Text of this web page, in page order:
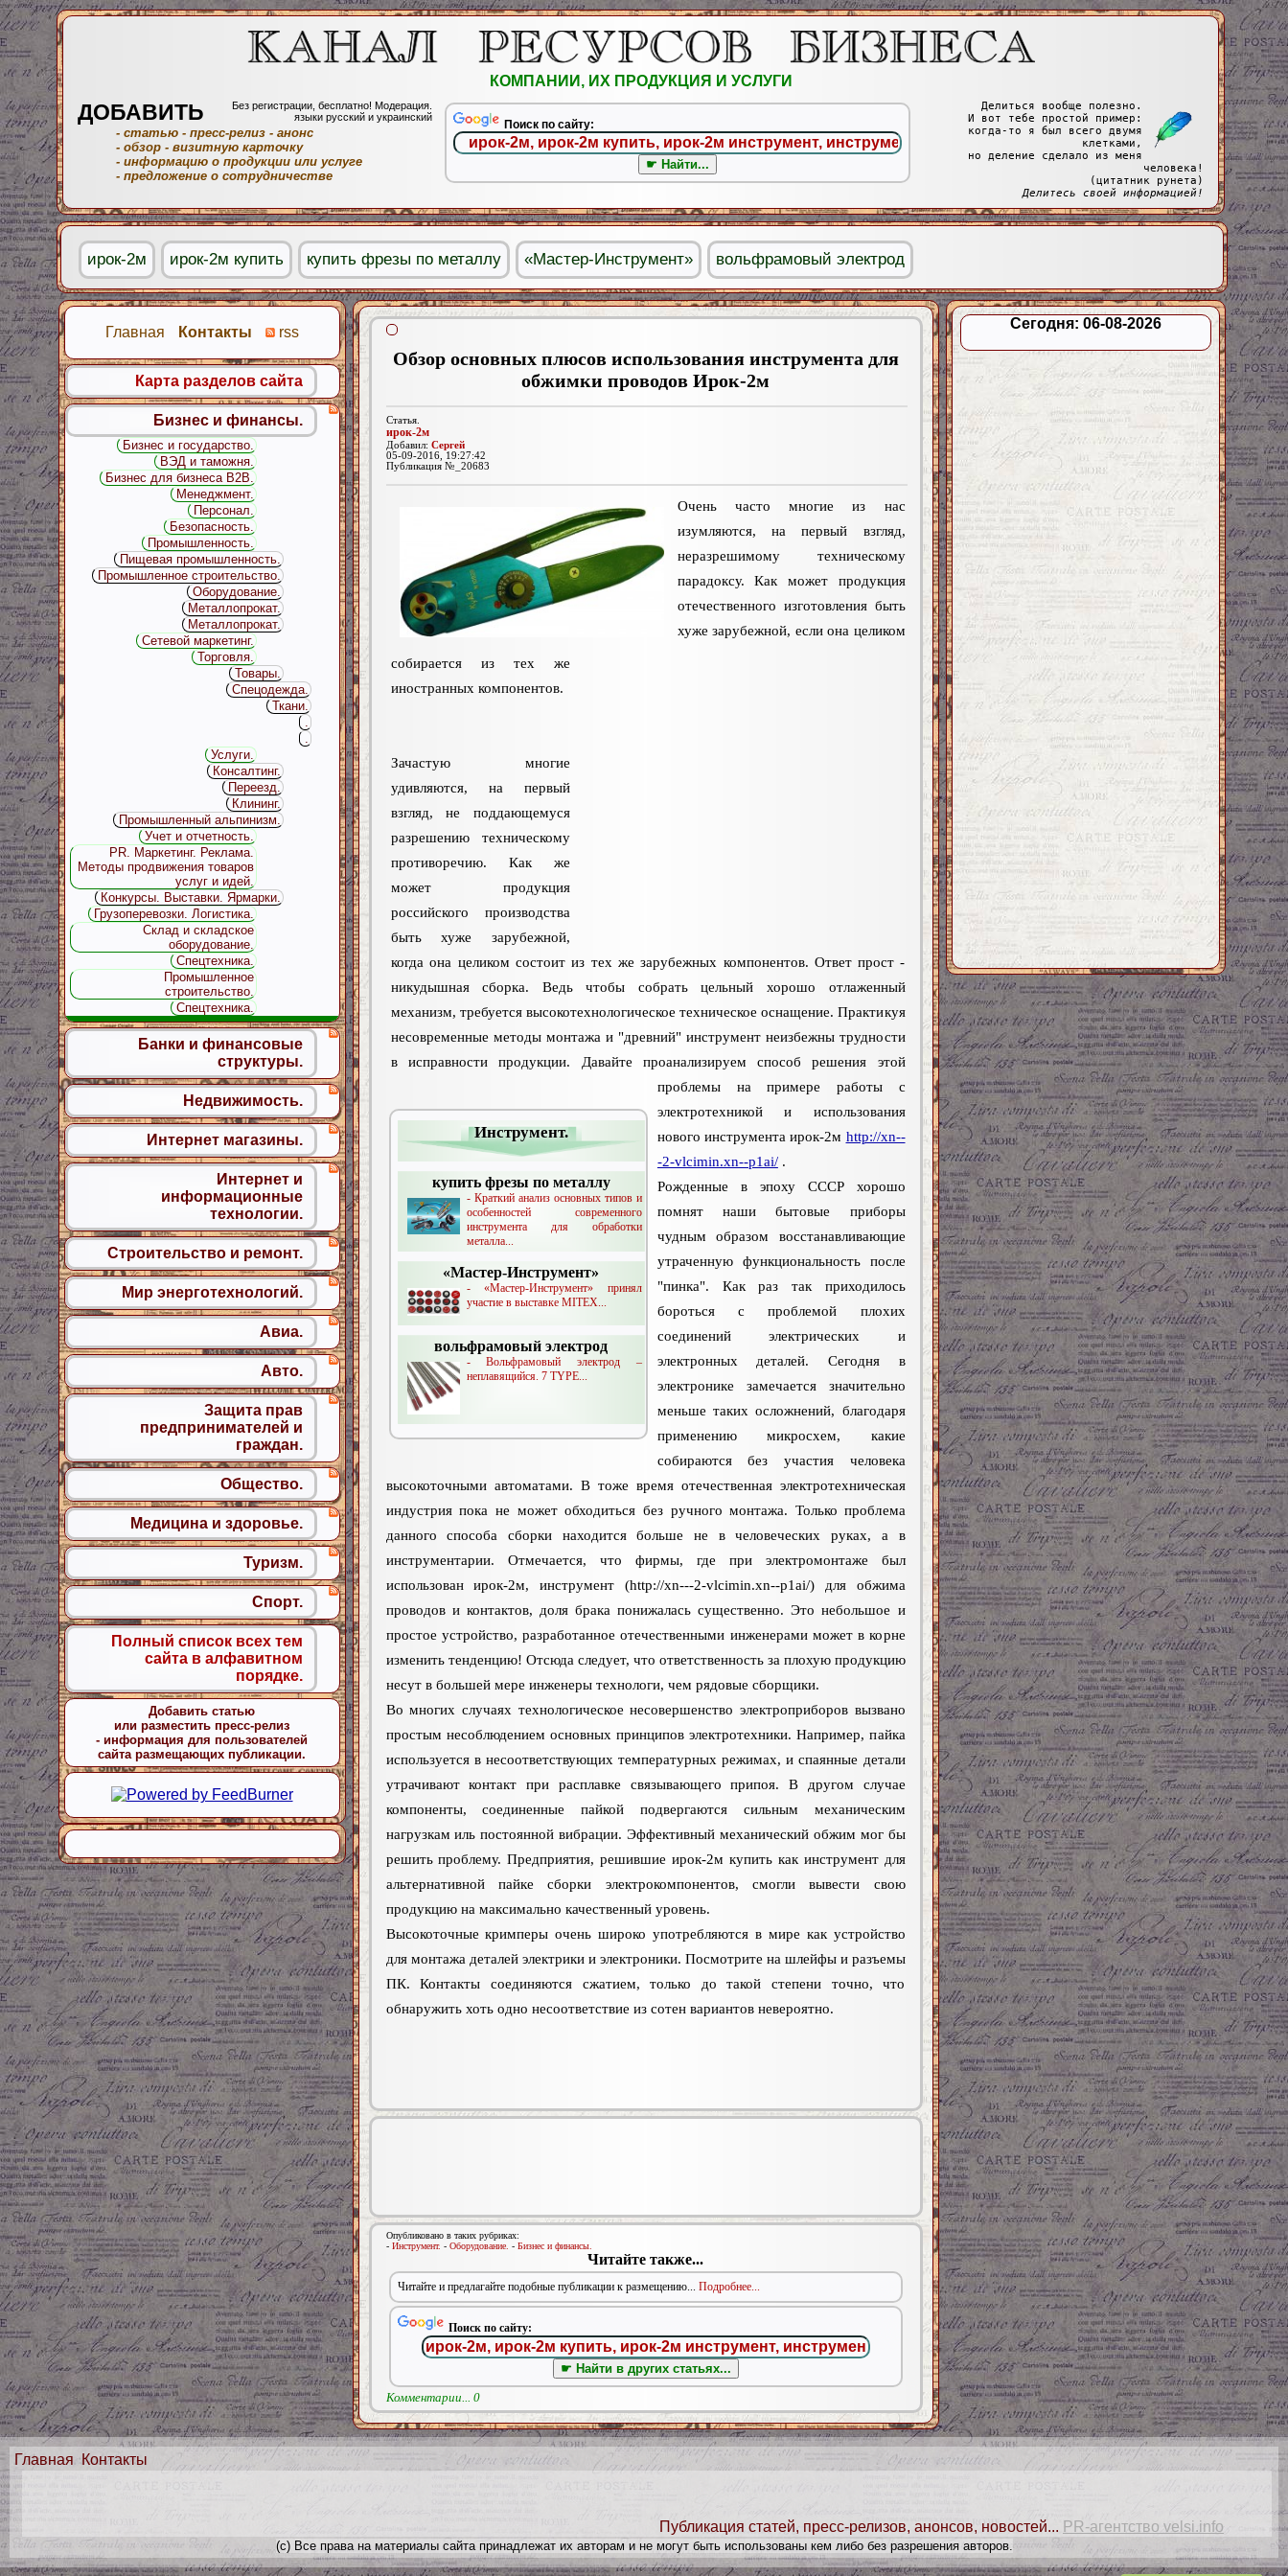
Обзор основных плюсов использования инструмента для
обжимки проводов Ирок-2м
Статья.
ирок-2м
Добавил: Сергей
05-09-2016, 19:27:42
Публикация №_20683
Инструмент.
купить фрезы по металлу
- Краткий анализ основных типов и
особенностей современного
инструмента для обработки
металла...
«Мастер-Инструмент»
- «Мастер-Инструмент» принял
участие в выставке MITEX...
вольфрамовый электрод
- Вольфрамовый электрод –
неплавящийся. 7 TYPE...
Очень часто многие из нас
изумляются, на первый взгляд,
неразрешимому техническому
парадоксу. Как может продукция
отечественного изготовления быть
хуже зарубежной, если она целиком
собирается из тех же
иностранных компонентов.
Зачастую многие
удивляются, на первый
взгляд, не поддающемуся
разрешению техническому
противоречию. Как же
может продукция
российского производства
быть хуже зарубежной,
когда она целиком состоит из тех же зарубежных компонентов. Ответ прост -
никудышная сборка. Ведь чтобы собрать цельный хорошо отлаженный
механизм, требуется высокотехнологическое техническое оснащение. Практикуя
несовременные методы монтажа и "древний" инструмент неизбежны трудности
в исправности продукции. Давайте проанализируем способ решения этой
проблемы на примере работы с
электротехникой и использования
нового инструмента ирок-2м http://xn--
-2-vlcimin.xn--p1ai/.
Рожденные в эпоху СССР хорошо
помнят наши бытовые приборы
чудным образом восстанавливающие
утраченную функциональность после
"пинка". Как раз так приходилось
бороться с проблемой плохих
соединений электрических и
электронных деталей. Сегодня в
электронике замечается значительно
меньше таких осложнений, благодаря
применению микросхем, какие
собираются без участия человека
высокоточными автоматами. В тоже время отечественная электротехническая
индустрия пока не может обходиться без ручного монтажа. Только проблема
данного способа сборки находится больше не в человеческих руках, а в
инструментарии. Отмечается, что фирмы, где при электромонтаже был
использован ирок-2м, инструмент (http://xn---2-vlcimin.xn--p1ai/) для обжима
проводов и контактов, доля брака понижалась существенно. Это небольшое и
простое устройство, разработанное отечественными инженерами может в корне
изменить тенденцию! Отсюда следует, что ответственность за плохую продукцию
несут в большей мере инженеры технологи, чем рядовые сборщики.
Во многих случаях технологическое несовершенство электроприборов вызвано
простым несоблюдением основных принципов электротехники. Например, пайка
используется в несоответствующих температурных режимах, и спаянные детали
утрачивают контакт при расплавке связывающего припоя. В другом случае
компоненты, соединенные пайкой подвергаются сильным механическим
нагрузкам иль постоянной вибрации. Эффективный механический обжим мог бы
решить проблему. Предприятия, решившие ирок-2м купить как инструмент для
альтернативной пайке сборки электрокомпонентов, смогли вывести свою
продукцию на максимально качественный уровень.
Высокоточные кримперы очень широко употребляются в мире как устройство
для монтажа деталей электрики и электроники. Посмотрите на шлейфы и разъемы
ПК. Контакты соединяются сжатием, только до такой степени точно, что
обнаружить хоть одно несоответствие из сотен вариантов невероятно.
Опубликовано в таких рубриках:
- Инструмент. - Оборудование. - Бизнес и финансы.
Читайте также...
Читайте и предлагайте подобные публикации к размещению... Подробнее...
Поиск по сайту:
Комментарии... 0
Сегодня: 06-08-2026
Главная Контакты rss
Карта разделов сайта
Бизнес и финансы.
Бизнес и государство.
ВЭД и таможня.
Бизнес для бизнеса B2B.
Менеджмент.
Персонал.
Безопасность.
Промышленность.
Пищевая промышленность.
Промышленное строительство.
Оборудование.
Металлопрокат.
Металлопрокат.
Сетевой маркетинг.
Торговля.
Товары.
Спецодежда.
Ткани.
.
.
Услуги.
Консалтинг.
Переезд.
Клининг.
Промышленный альпинизм.
Учет и отчетность.
PR. Маркетинг. Реклама.
Методы продвижения товаров
услуг и идей.
Конкурсы. Выставки. Ярмарки.
Грузоперевозки. Логистика.
Склад и складское
оборудование.
Спецтехника.
Промышленное
строительство.
Спецтехника.
Банки и финансовые
структуры.
Недвижимость.
Интернет магазины.
Интернет и
информационные
технологии.
Строительство и ремонт.
Мир энерготехнологий.
Авиа.
Авто.
Защита прав
предпринимателей и
граждан.
Общество.
Медицина и здоровье.
Туризм.
Спорт.
Полный список всех тем
сайта в алфавитном
порядке.
Добавить статью
или разместить пресс-релиз
- информация для пользователей
сайта размещающих публикации.
Главная Контакты
Публикация статей, пресс-релизов, анонсов, новостей... PR-агентство velsi.info
(с) Все права на материалы сайта принадлежат их авторам и не могут быть использованы кем либо без разрешения авторов.
КОМПАНИИ, ИХ ПРОДУКЦИЯ И УСЛУГИ
ДОБАВИТЬ
Без регистрации, бесплатно! Модерация.
языки русский и украинский
- статью - пресс-релиз - анонс
- обзор - визитную карточку
- информацию о продукции или услуге
- предложение о сотрудничестве
Поиск по сайту:
Делиться вообще полезно.
И вот тебе простой пример:
когда-то я был всего двумя
клетками,
но деление сделало из меня
человека!
(цитатник рунета)
Делитесь своей информацией!
ирок-2м ирок-2м купить купить фрезы по металлу «Мастер-Инструмент» вольфрамовый электрод